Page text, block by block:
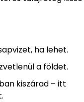
ha lehet.
a földet.
kiszárad – itt